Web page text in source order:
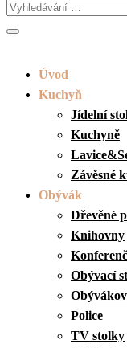
Úvod
Kuchyň
Jídelní
Kuchyně
Závěsné
Obývák
Dřevěné
Knihovny
Obývací
Police
TV stolky